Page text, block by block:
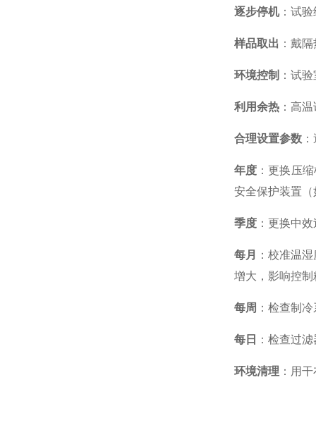
逐步停机：试验
样品取出 ：戴
环境控制 ：试
利用余热：高温
合理设置参数：
年度：更换压
安全保护装置
季度：更换中效
每月
：校准温
增大，影响控制
每周 ：检查制
每日 ：检查过
环境清理 ：用